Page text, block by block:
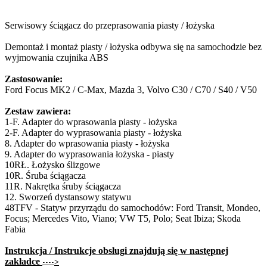
Serwisowy ściągacz do przeprasowania piasty / łożyska
Demontaż i montaż piasty / łożyska odbywa się na samochodzie bez
wyjmowania czujnika ABS
Zastosowanie:
Ford Focus MK2 / C-Max, Mazda 3, Volvo C30 / C70 / S40 / V50
Zestaw zawiera:
1-F. Adapter do wprasowania piasty - łożyska
2-F. Adapter do wyprasowania piasty - łożyska
8. Adapter do wprasowania piasty - łożyska
9. Adapter do wyprasowania łożyska - piasty
10RŁ. Łożysko ślizgowe
10R. Śruba ściągacza
11R. Nakrętka śruby ściągacza
12. Sworzeń dystansowy statywu
48TFV - Statyw przyrządu do samochodów: Ford Transit, Mondeo,
Focus; Mercedes Vito, Viano; VW T5, Polo; Seat Ibiza; Skoda
Fabia
Instrukcja / Instrukcje obsługi znajdują się w następnej
zakładce ---->